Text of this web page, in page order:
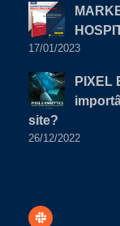
17/01/2023
PIXEL
site?
26/12/2022